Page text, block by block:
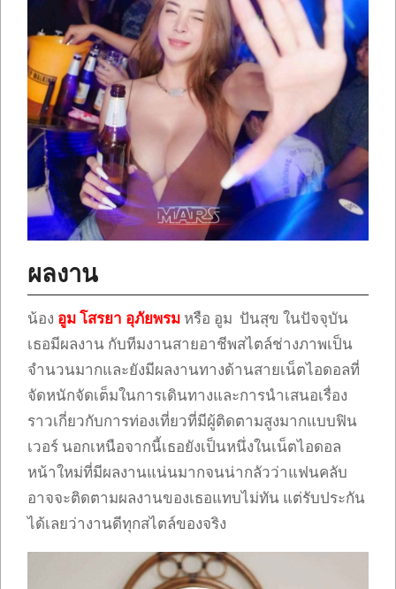
ผลงาน
น้อง อูม โสรยา อุภัยพรม หรือ อูม ปันสุข ในปัจจุบัน
เธอมีผลงาน กับทีมงานสายอาชีพสไตล์ช่างภาพเป็น
จำนวนมากและยังมีผลงานทางด้านสายเน็ตไอดอลที่
จัดหนักจัดเต็มในการเดินทางและการนำเสนอเรื่อง
ราวเกี่ยวกับการท่องเที่ยวที่มีผู้ติดตามสูงมากแบบฟิน
เวอร์ นอกเหนือจากนี้เธอยังเป็นหนึ่งในเน็ตไอดอล
หน้าใหม่ที่มีผลงานแน่นมากจนน่ากลัวว่าแฟนคลับ
อาจจะติดตามผลงานของเธอแทบไม่ทัน แต่รับประกัน
ได้เลยว่างานดีทุกสไตล์ของจริง